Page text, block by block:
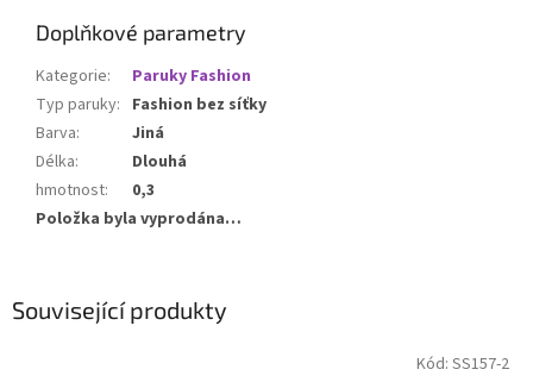
Související produkty
Kód: SS157-2
Doplňkové parametry
Kategorie:
Paruky Fashion
Typ paruky: Fashion bez síťky
Barva:
Jiná
Délka:
Dlouhá
hmotnost:
0,3
Položka byla vyprodána…